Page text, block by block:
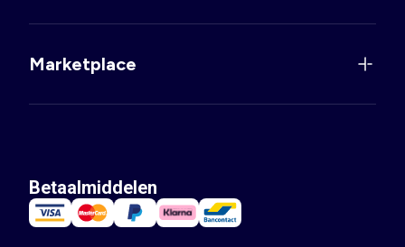
Marketplace
Betaalmiddelen